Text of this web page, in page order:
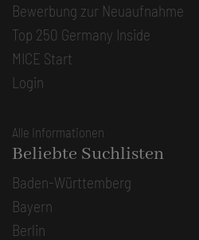
Bewerbung zur Neuaufnahme
Top 250 Germany Inside
MICE Start
Login
Alle Informationen
Beliebte Suchlisten
Baden-Württemberg
Bayern
Berlin